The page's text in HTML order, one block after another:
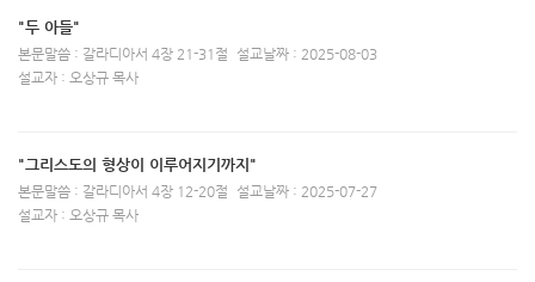
"두 아들"
본문말씀 : 갈라디아서 4장 21-31절
설교날짜 : 2025-08-03
설교자 : 오상규 목사
"그리스도의 형상이 이루어지기까지"
본문말씀 : 갈라디아서 4장 12-20절
설교날짜 : 2025-07-27
설교자 : 오상규 목사